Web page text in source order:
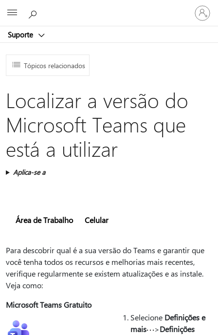
Suporte
Entre
em
sua
Tópicos relacionados
Localizar a versão do
Microsoft Teams que
está a utilizar
Aplica-se a
Área de Trabalho Celular
Para descobrir qual é a sua versão do Teams e garantir que
você tenha todos os recursos e melhorias mais recentes,
verifique regularmente se existem atualizações e as instale.
Veja como:
Microsoft Teams Gratuito
Selecione Definições e
mais
>Definições